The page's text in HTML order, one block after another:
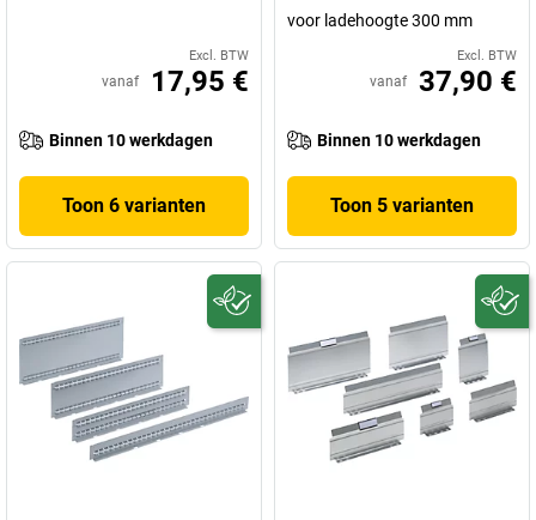
Excl. BTW
vanaf 17,95 €
Binnen 10 werkdagen
Toon 6 varianten
voor ladehoogte 300 mm
Excl. BTW
vanaf 37,90 €
Binnen 10 werkdagen
Toon 5 varianten